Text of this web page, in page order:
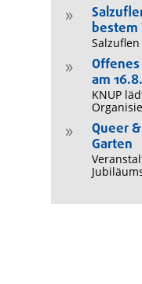
9
9
am
KNUP
9
Queer
Garten